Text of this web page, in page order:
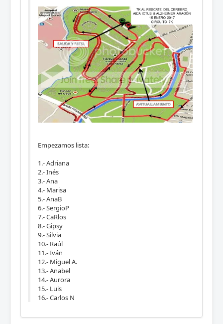
Empezamos lista:
1.- Adriana
2.- Inés
3.- Ana
4.- Marisa
5.- AnaB
6.- SergioP
7.- CaRlos
8.- Gipsy
9.- Silvia
10.- Raúl
11.- Iván
12.- Miguel A.
13.- Anabel
14.- Aurora
15.- Luis
16.- Carlos N